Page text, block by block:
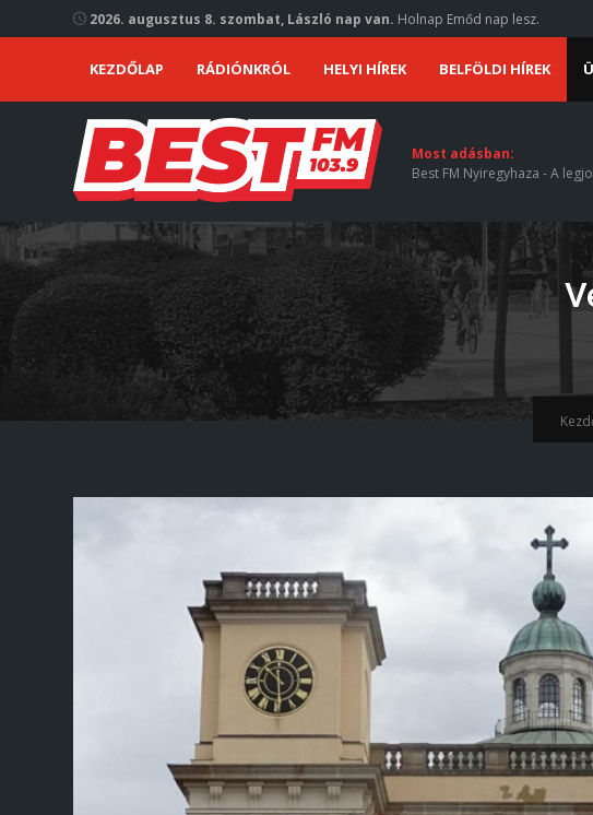
2026. augusztus 8. szombat, László nap van. Holnap Emőd nap lesz.
KEZDŐLAP RÁDIÓNKRÓL HELYI HÍREK BELFÖLDI HÍREK
Most adásban:
Best FM Nyiregyhaza - A